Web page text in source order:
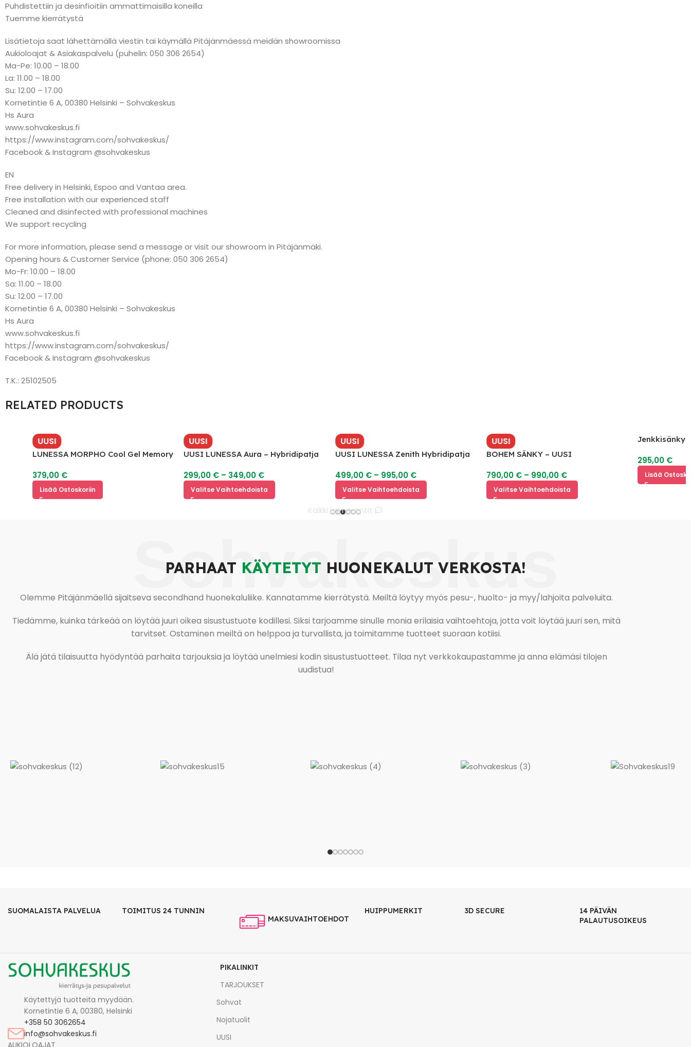
Puhdistettiin ja desinfioitiin ammattimaisilla koneilla
Tuemme kierrätystä
Lisätietoja saat lähettämällä viestin tai käymällä Pitäjänmäessä meidän showroomissa
Aukioloajat & Asiakaspalvelu (puhelin: 050 306 2654)
Ma-Pe: 10.00 – 18.00
La: 11.00 – 18.00
Su: 12.00 – 17.00
Kornetintie 6 A, 00380 Helsinki – Sohvakeskus
Hs Aura
www.sohvakeskus.fi
https://www.instagram.com/sohvakeskus/
Facebook & Instagram @sohvakeskus
EN
Free delivery in Helsinki, Espoo and Vantaa area.
Free installation with our experienced staff
Cleaned and disinfected with professional machines
We support recycling
For more information, please send a message or visit our showroom in Pitäjänmäki.
Opening hours & Customer Service (phone: 050 306 2654)
Mo-Fr: 10.00 – 18.00
Sa: 11.00 – 18.00
Su: 12.00 – 17.00
Kornetintie 6 A, 00380 Helsinki – Sohvakeskus
Hs Aura
www.sohvakeskus.fi
https://www.instagram.com/sohvakeskus/
Facebook & Instagram @sohvakeskus
T.K.: 25102505
RELATED PRODUCTS
UUSI
LUNESSA MORPHO Cool Gel Memory
379,00€
Lisää Ostoskoriin
UUSI
UUSI LUNESSA Aura – Hybridipatja
299,00€–349,00€
Valitse Vaihtoehdoista
UUSI
UUSI LUNESSA Zenith Hybridipatja
499,00€– 995,00€
Valitse Vaihtoehdoista
UUSI
BOHEM SÄNKY – UUSI
790,00€– 990,00€
Valitse Vaihtoehdoista
Jenkkisänky 200 x
295,00€
Lisää Ostoskoriin
Kaikki kommentit
Sohvakeskus
PARHAAT KÄYTETYT HUONEKALUT VERKOSTA!
Olemme Pitäjänmäellä sijaitseva secondhand huonekaluliike. Kannatamme kierrätystä. Meiltä löytyy myös pesu-, huolto- ja myy/lahjoita palveluita.
Tiedämme, kuinka tärkeää on löytää juuri oikea sisustustuote kodillesi. Siksi tarjoamme sinulle monia erilaisia vaihtoehtoja, jotta voit löytää juuri sen, mitä
tarvitset. Ostaminen meiltä on helppoa ja turvallista, ja toimitamme tuotteet suoraan kotiisi.
Älä jätä tilaisuutta hyödyntää parhaita tarjouksia ja löytää unelmiesi kodin sisustustuotteet. Tilaa nyt verkkokaupastamme ja anna elämäsi tilojen
uudistua!
SUOMALAISTA PALVELUA
TOIMITUS 24 TUNNIN
MAKSUVAIHTOEHDOT
HUIPPUMERKIT 3D SECURE
14 PÄIVÄN
PALAUTUSOIKEUS
Käytettyjä tuotteita myydään.
Kornetintie 6 A, 00380, Helsinki
+358 50 3062654
info@sohvakeskus.fi
PIKALINKIT
TARJOUKSET
Sohvat
Nojatuolit
UUSI